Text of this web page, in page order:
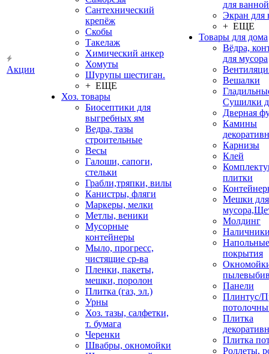
Акции
Сантехнический
крепёж
Скобы
Такелаж
Химический анкер
Хомуты
Шурупы шестиган.
+ ЕЩЕ
Хоз. товары
Биосептики для
выгребных ям
Ведра, тазы
строительные
Весы
Галоши, сапоги,
стельки
Грабли,тряпки, вилы
Канистры, фляги
Маркеры, мелки
Метлы, веники
Мусорные
контейнеры
Мыло, прогресс,
чистящие ср-ва
Пленки, пакеты,
мешки, поролон
Плитка (газ, эл.)
Урны
Хоз. тазы, салфетки,
т. бумага
Черенки
Швабры, окномойки
для ванной
Экран для
+ ЕЩЕ
Товары для дома
Вёдра,
для мусора
Вешалки
Сушилки
Дверная
Камины
Карнизы
Клей
плитки
Мешки для
Молдинг
Напольные
покрытия
Панели
Плинтус/
Плитка
Плитка
Роллеты,